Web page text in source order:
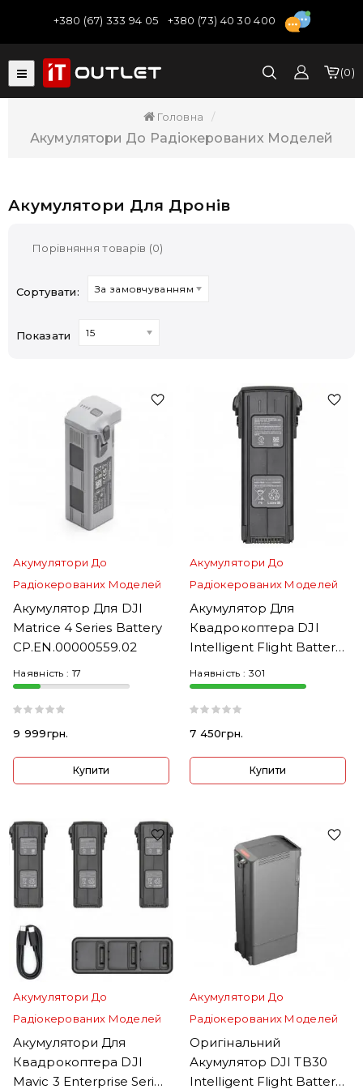
+380 (67) 333 94 05 +380 (73) 40 30 400
0
Головна
Акумулятори До Радіокерованих Моделей
Акумулятори Для Дронів
Порівняння товарів (0)
Сортувати: За замовчуванням
Показати 15
Акумулятори До
Радіокерованих Моделей
Акумулятор Для DJI
Matrice 4 Series Battery
CP.EN.00000559.02
Наявність : 17
9 999грн.
Купити
Акумулятори До
Радіокерованих Моделей
Акумулятор Для
Квадрокоптера DJI
Intelligent Flight Battery
Наявність : 301
7 450грн.
Купити
Акумулятори До
Радіокерованих Моделей
Акумулятори Для
Квадрокоптера DJI
Mavic 3 Enterprise Series
Акумулятори До
Радіокерованих Моделей
Оригінальний
Акумулятор DJI TB30
Intelligent Flight Battery